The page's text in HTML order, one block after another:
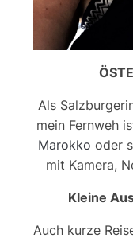
Als
mein Fernweh
Marokko oder
mit Kamera,
Kleine
Auch kurze